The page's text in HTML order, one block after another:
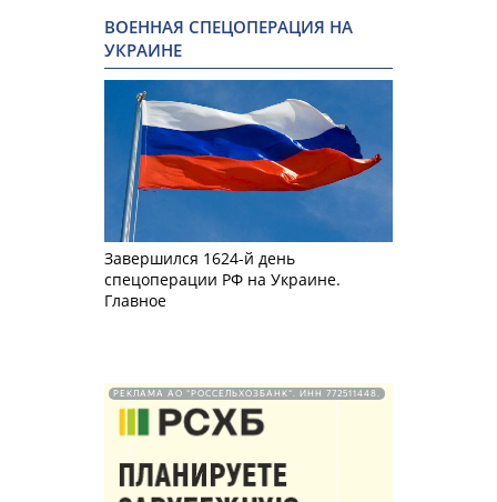
ВОЕННАЯ СПЕЦОПЕРАЦИЯ НА
УКРАИНЕ
Завершился 1624-й день
спецоперации РФ на Украине.
Главное
РЕКЛАМА АО "РОССЕЛЬХОЗБАНК". ИНН 772511448.